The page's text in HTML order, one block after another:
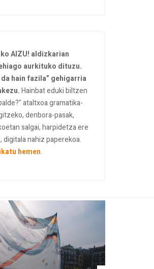
AIZU! aldizkarian
aurkituko dituzu.
da hain fazila” gehigarria
Hainbat eduki biltzen
ataltxoa gramatika-
denbora-pasak,
salgai, harpidetza ere
digitala nahiz paperekoa.
hemen.